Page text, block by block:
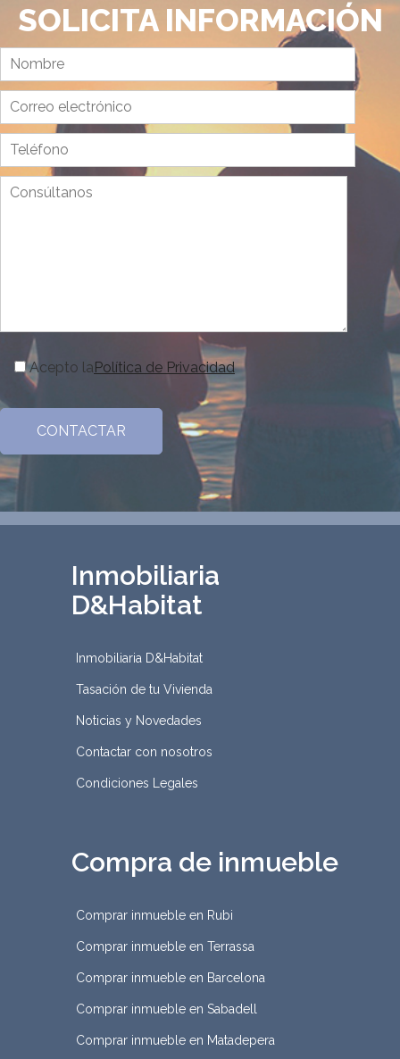
SOLICITA INFORMACIÓN
Acepto laPolítica de Privacidad
Inmobiliaria
D&Habitat
Inmobiliaria D&Habitat
Tasación de tu Vivienda
Noticias y Novedades
Contactar con nosotros
Condiciones Legales
Compra de inmueble
Comprar inmueble en Rubi
Comprar inmueble en Terrassa
Comprar inmueble en Barcelona
Comprar inmueble en Sabadell
Comprar inmueble en Matadepera